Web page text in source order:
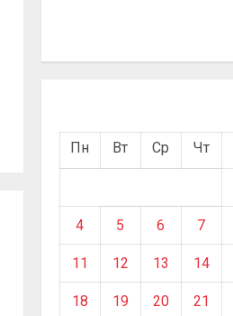
Пн Вт Ср Чт
4 5 6 7
11 12 13 14
18 19 20 21